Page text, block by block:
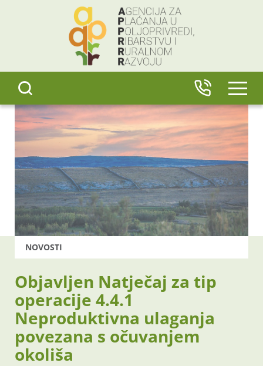
NOVOSTI
Objavljen Natječaj za tip
operacije 4.4.1
Neproduktivna ulaganja
povezana s očuvanjem
okoliša